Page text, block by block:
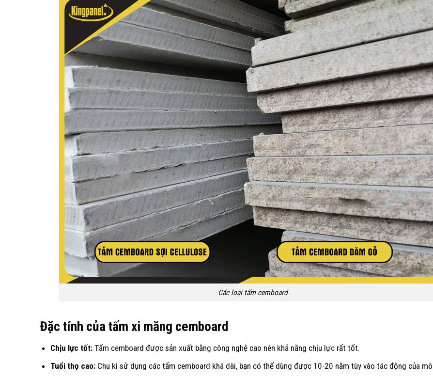
Các loại tấm cemboard
Đặc tính của tấm xi măng cemboard
Chịu lực tốt: Tấm cemboard được sản xuất bằng công nghệ cao nên khả năng chịu lực rất tốt.
Tuổi thọ cao: Chu kì sử dụng các tấm cemboard khá dài, bạn có thể dùng được 10-20 năm tùy vào tác động của